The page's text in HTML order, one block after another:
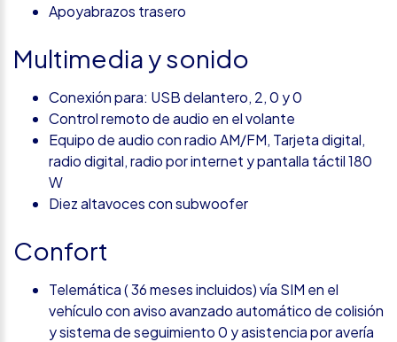
Apoyabrazos trasero
Multimedia y sonido
Conexión para: USB delantero, 2, 0 y 0
Control remoto de audio en el volante
Equipo de audio con radio AM/FM, Tarjeta digital,
radio digital, radio por internet y pantalla táctil 180
W
Diez altavoces con subwoofer
Confort
Telemática ( 36 meses incluidos) vía SIM en el
vehículo con aviso avanzado automático de colisión
y sistema de seguimiento 0 y asistencia por avería